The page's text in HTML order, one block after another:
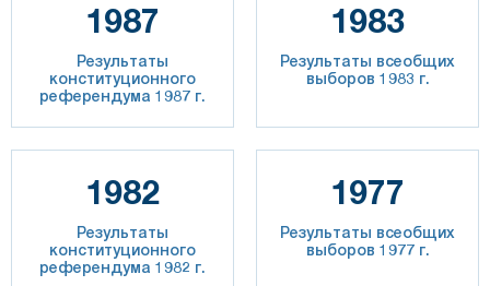
1987
Результаты
конституционного
референдума 1987 г.
1983
Результаты всеобщих
выборов 1983 г.
1982
Результаты
конституционного
референдума 1982 г.
1977
Результаты всеобщих
выборов 1977 г.